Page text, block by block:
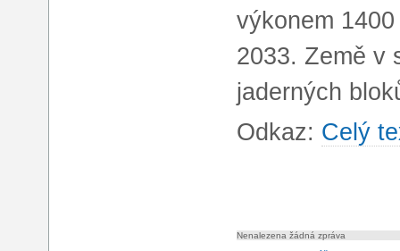
výkonem
2033. Země v
jaderných
Odkaz: Celý
Nenalezena žádná zpráva